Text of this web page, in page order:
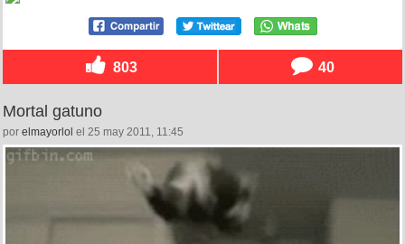
803 40
Mortal gatuno
por elmayorlol el 25 may 2011, 11:45